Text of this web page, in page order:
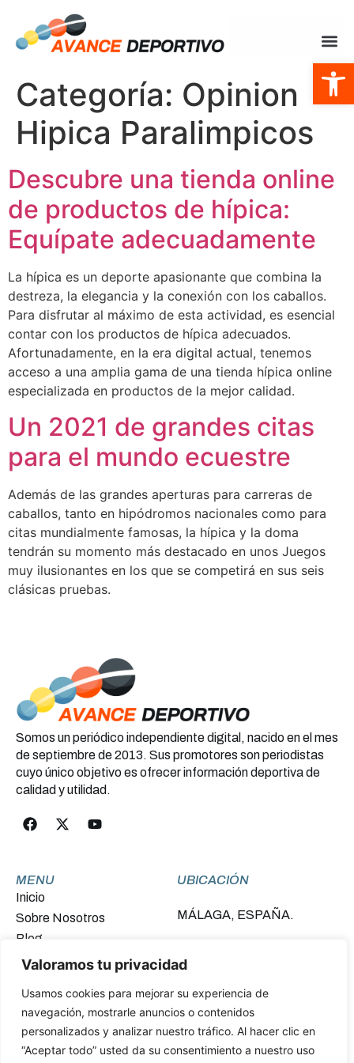
Abrir
Valoramos tu privacidad
Usamos cookies para mejorar su experiencia de
navegación, mostrarle anuncios o contenidos
personalizados y analizar nuestro tráfico. Al hacer clic en
“Aceptar todo” usted da su consentimiento a nuestro uso
Categoría: Opinion
Hipica Paralimpicos
Descubre una tienda online
de productos de hípica:
Equípate adecuadamente
La hípica es un deporte apasionante que combina la
destreza, la elegancia y la conexión con los caballos.
Para disfrutar al máximo de esta actividad, es esencial
contar con los productos de hípica adecuados.
Afortunadamente, en la era digital actual, tenemos
acceso a una amplia gama de una tienda hípica online
especializada en productos de la mejor calidad.
Un 2021 de grandes citas
para el mundo ecuestre
Además de las grandes aperturas para carreras de
caballos, tanto en hipódromos nacionales como para
citas mundialmente famosas, la hípica y la doma
tendrán su momento más destacado en unos Juegos
muy ilusionantes en los que se competirá en sus seis
clásicas pruebas.
Somos un periódico independiente digital, nacido en el mes
de septiembre de 2013. Sus promotores son periodistas
cuyo único objetivo es ofrecer información deportiva de
calidad y utilidad.
MENU
Inicio
Sobre Nosotros
Blog
Contacto
UBICACIÓN
MÁLAGA, ESPAÑA.
FINANCIADO POR LA UNIÓN EUROPEA –
NEXTGENERATIONEU